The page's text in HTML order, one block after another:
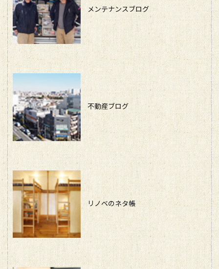
メンテナンスブログ
不動産ブログ
リノベのネタ帳